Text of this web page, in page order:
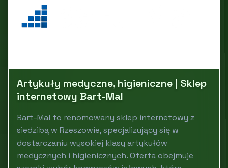
Artykuły medyczne, higieniczne | Sklep
internetowy Bart-Mal
Bart-Mal to renomowany sklep internetowy z
siedzibą w Rzeszowie, specjalizujący się w
dostarczaniu wysokiej klasy artykułów
medycznych i higienicznych. Oferta obejmuje